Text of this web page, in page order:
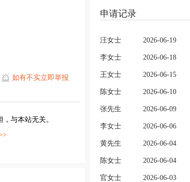
如有不实立即举报
与本站无关。
申请记录
汪女士 2026-06-19
李女士 2026-06-18
王女士 2026-06-15
陈女士 2026-06-10
张先生 2026-06-09
李女士 2026-06-06
黄先生 2026-06-04
陈女士 2026-06-04
官女士 2026-06-03